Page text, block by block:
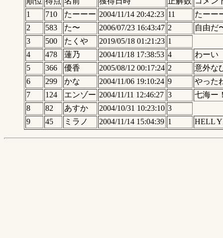
1
710 たーーー 2004/11/14 20:42:23 11
たーー
2
583 た〜 2006/07/23 16:43:47 2
自由だ
3
500 たくや 2019/05/18 01:21:23 1
4
478 蓮乃 2004/11/18 17:38:53 4
わーい
5
366 優香 2005/08/12 00:17:24 2
意外な
6
299 かな 2004/11/06 19:10:24 9
やった
7
124 エンゾー 2004/11/11 12:46:27 3
七海ー
8
82 あすか 2004/10/31 10:23:10 3
9
45 ミラノ 2004/11/14 15:04:39 1 HELL